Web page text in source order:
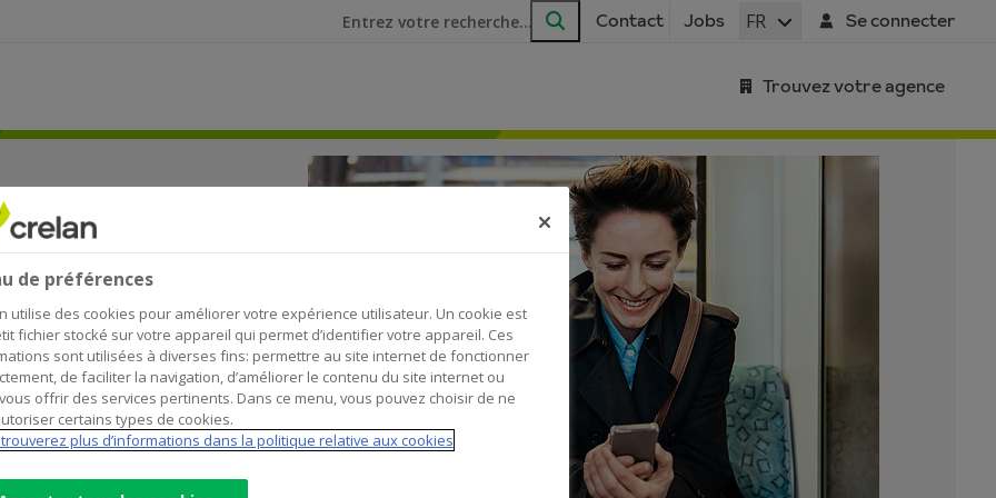
Je cherche
Rechercher
Contact Jobs FR Se connecter
Trouvez votre agence
de
de préférences
utilise des cookies pour améliorer votre expérience utilisateur. Un cookie est
fichier stocké sur votre appareil qui permet d’identifier votre appareil. Ces
sont utilisées à diverses fins: permettre au site internet de fonctionner
de faciliter la navigation, d’améliorer le contenu du site internet ou
offrir des services pertinents. Dans ce menu, vous pouvez choisir de ne
certains types de cookies.
plus d’informations dans la politique relative aux cookies